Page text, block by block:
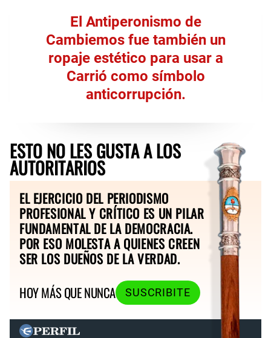
El Antiperonismo de
Cambiemos fue también un
ropaje estético para usar a
Carrió como símbolo
anticorrupción.
ESTO NO LES GUSTA A LOS
AUTORITARIOS
EL EJERCICIO DEL PERIODISMO
PROFESIONAL Y CRÍTICO ES UN PILAR
FUNDAMENTAL DE LA DEMOCRACIA.
POR ESO MOLESTA A QUIENES CREEN
SER LOS DUEÑOS DE LA VERDAD.
HOY MÁS QUE NUNCA
SUSCRIBITE